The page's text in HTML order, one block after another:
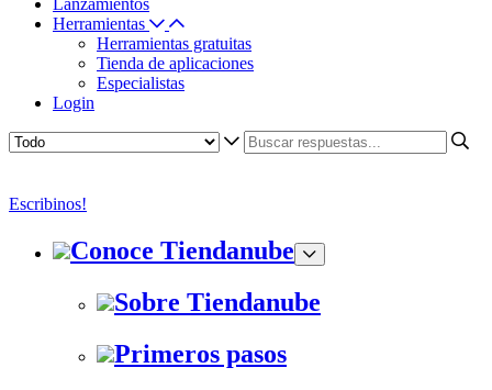
Lanzamientos
Herramientas
Herramientas gratuitas
Tienda de aplicaciones
Especialistas
Login
Escribinos!
Conoce Tiendanube
Sobre Tiendanube
Primeros pasos